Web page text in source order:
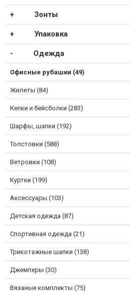
Зонты
Упаковка
Одежда
Офисные рубашки (49)
Жилеты (84)
Кепки и бейсболки (283)
Шарфы, шапки (192)
Толстовки (588)
Ветровки (108)
Куртки (199)
Аксессуары (103)
Детская одежда (87)
Спортивная одежда (21)
Трикотажные шапки (138)
Джемперы (30)
Вязаные комплекты (75)